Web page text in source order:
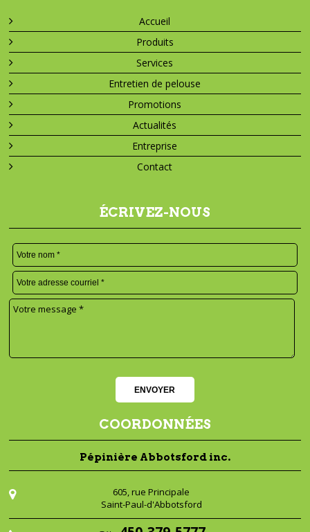
Accueil
Produits
Services
Entretien de pelouse
Promotions
Actualités
Entreprise
Contact
ÉCRIVEZ-NOUS
COORDONNÉES
Pépinière Abbotsford inc.
605, rue Principale
Saint-Paul-d'Abbotsford